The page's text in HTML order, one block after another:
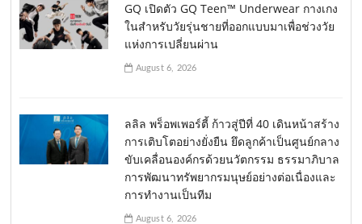
GQ เปิดตัว GQ Teen™ Underwear กางเกง
ในสำหรับวัยรุ่นชายที่ออกแบบมาเพื่อช่วงวัย
แห่งการเปลี่ยนผ่าน
August 6, 2026
ลลิล พร็อพเพอร์ตี้ ก้าวสู่ปีที่ 40 เดินหน้าสร้าง
การเติบโตอย่างยั่งยืน ยึดลูกค้าเป็นศูนย์กลาง
ขับเคลื่อนองค์กรด้วยนวัตกรรม ธรรมาภิบาล
การพัฒนาทรัพยากรมนุษย์อย่างต่อเนื่องและ
การทำงานเป็นทีม
August 6, 2026